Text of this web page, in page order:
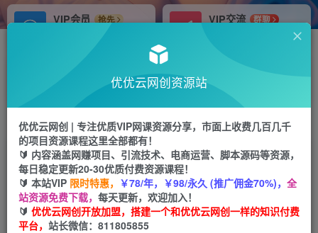
VIP会员
抢先
免费下载全站资源
VIP交流
群聊
研究探讨更多创业项目路子。
站长V：hu91275
推荐
首页 福源网 正文
最新虚拟资源项目 清醒梦课程 日入600+【内附
1.7G资源】
优优云网创
2年前发布
关注 私信
优优云网创资源站
优优云网创 | 专注优质VIP网课资源分享，市面上收费几百几千
的项目资源课程这里全部都有！
🔰 内容涵盖网赚项目、引流技术、电商运营、脚本源码等资源，
每日稳定更新20-30优质付费资源课程！
🔰 本站VIP 限时特惠， ￥78/年，￥98/永久 (推广佣金70%)， 全
站资源免费下载， 每天更新，欢迎加入！
🔰 优优云网创开放加盟，搭建一个和优优云网创一样的知识付费
平台， 站长微信：811805855